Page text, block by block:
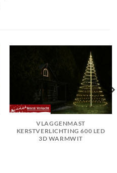
VLAGGENMAST
KERSTVERLICHTING 600 LED
3D WARMWIT